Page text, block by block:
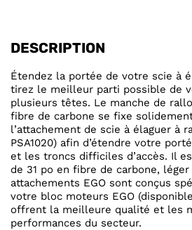
DESCRIPTION
Étendez la portée de votre scie à
tirez le meilleur parti possible de
plusieurs têtes. Le manche de
fibre de carbone se fixe
l’attachement de scie à élaguer à
PSA1020) afin d’étendre votre
et les troncs difficiles d’accès. Il
de 31 po en fibre de carbone,
attachements EGO sont conçus
votre bloc moteurs EGO
offrent la meilleure qualité et les
performances du secteur.